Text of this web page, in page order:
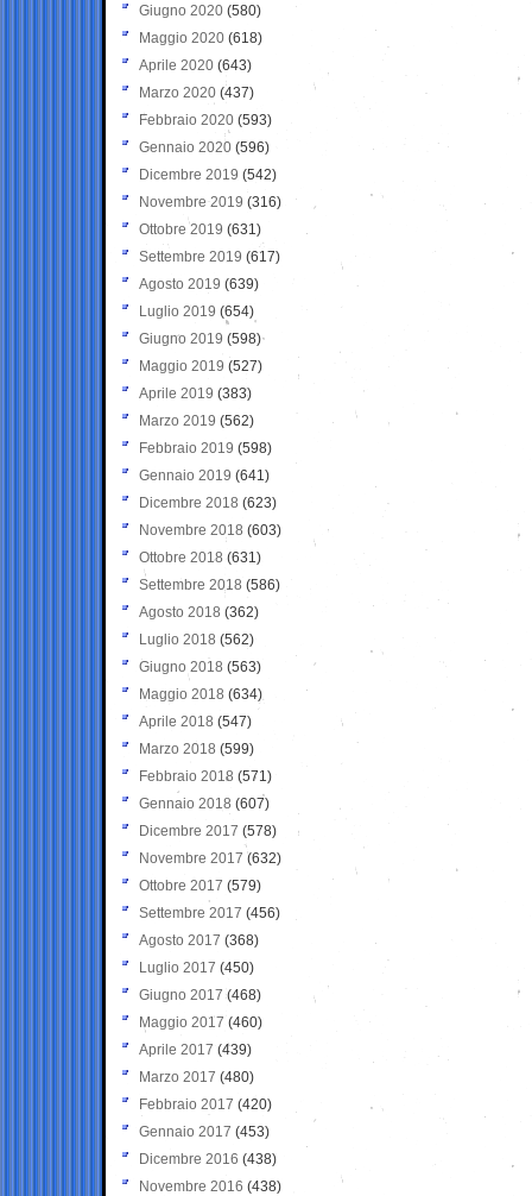
Giugno 2020 (580)
Maggio 2020 (618)
Aprile 2020 (643)
Marzo 2020 (437)
Febbraio 2020 (593)
Gennaio 2020 (596)
Dicembre 2019 (542)
Novembre 2019 (316)
Ottobre 2019 (631)
Settembre 2019 (617)
Agosto 2019 (639)
Luglio 2019 (654)
Giugno 2019 (598)
Maggio 2019 (527)
Aprile 2019 (383)
Marzo 2019 (562)
Febbraio 2019 (598)
Gennaio 2019 (641)
Dicembre 2018 (623)
Novembre 2018 (603)
Ottobre 2018 (631)
Settembre 2018 (586)
Agosto 2018 (362)
Luglio 2018 (562)
Giugno 2018 (563)
Maggio 2018 (634)
Aprile 2018 (547)
Marzo 2018 (599)
Febbraio 2018 (571)
Gennaio 2018 (607)
Dicembre 2017 (578)
Novembre 2017 (632)
Ottobre 2017 (579)
Settembre 2017 (456)
Agosto 2017 (368)
Luglio 2017 (450)
Giugno 2017 (468)
Maggio 2017 (460)
Aprile 2017 (439)
Marzo 2017 (480)
Febbraio 2017 (420)
Gennaio 2017 (453)
Dicembre 2016 (438)
Novembre 2016 (438)